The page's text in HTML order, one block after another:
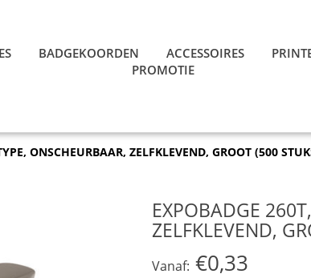
BADGEKOORDEN ACCESSOIRES
PROMOTIE
ONSCHEURBAAR, ZELFKLEVEND, GROOT (500
EXPOBADGE
ZELFKLEVEND,
Vanaf: €0,33